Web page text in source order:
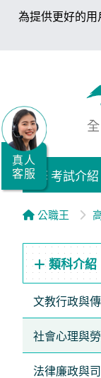
為提供更好的
考試介紹
公職王
類科介紹
文教行政與
社會心理與
法律廉政與
真人
客服
職/
就
業/
證
務
據
點
即